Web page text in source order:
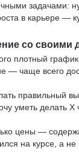
задачами:
в карьере —
со своими
плотный
— чаще всего
правильный
уметь делать
цены —
на курсе, а